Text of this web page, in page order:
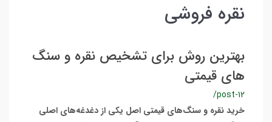
نقره فروشی
بهترین روش برای تشخیص نقره و سنگ
های قیمتی
/post-12
خرید نقره و سنگ‌های قیمتی اصل یکی از دغدغه‌های اصلی